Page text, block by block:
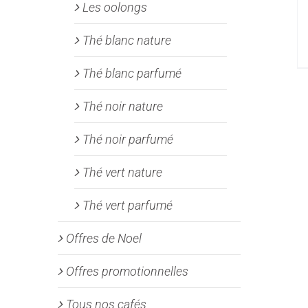
Les oolongs
Thé blanc nature
Thé blanc parfumé
Thé noir nature
Thé noir parfumé
Thé vert nature
Thé vert parfumé
Offres de Noel
Offres promotionnelles
Tous nos cafés